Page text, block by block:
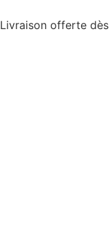
Livraison offerte